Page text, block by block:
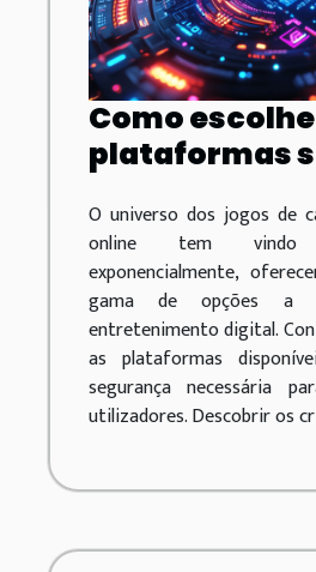
Como
plataformas
apostas
O universo dos jogos de
online tem
exponencialmente,
gama de opções a
entretenimento digital.
as plataformas
segurança necessária
utilizadores. Descobrir os